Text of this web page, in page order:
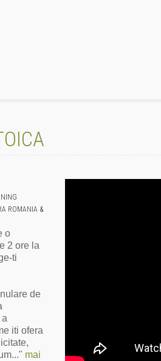
ROMANIA &
o
2 ore la
ti
de
iti ofera
mai